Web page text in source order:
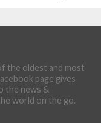
the oldest and most
page gives
the news &
world on the go.